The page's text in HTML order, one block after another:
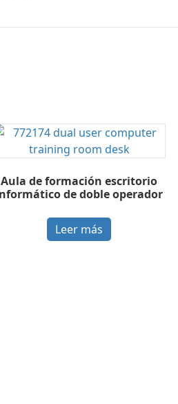
Aula de formación escritorio
de doble operador
Leer más